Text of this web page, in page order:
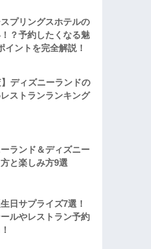
プリングスホテルの
？予約したくなる魅
イントを完全解説！
】ディズニーランドの
ストランランキング
ランド＆ディズニー
と楽しみ方9選
日サプライズ7選！
ルやレストラン予約